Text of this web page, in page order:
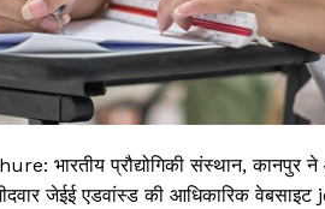
प्रौद्योगिकी संस्थान, कानपुर
जेईई एडवांस्ड की आधिकारिक